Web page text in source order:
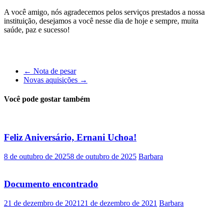
A você amigo, nós agradecemos pelos serviços prestados a nossa
instituição, desejamos a você nesse dia de hoje e sempre, muita
saúde, paz e sucesso!
← Nota de pesar
Novas aquisições →
Você pode gostar também
Feliz Aniversário, Ernani Uchoa!
8 de outubro de 20258 de outubro de 2025 Barbara
Documento encontrado
21 de dezembro de 2021 21 de dezembro de 2021 Barbara